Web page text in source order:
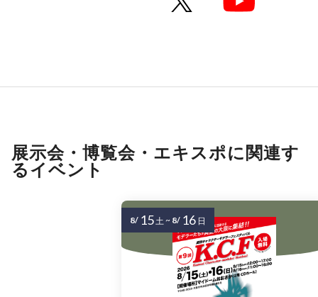
展示会・博覧会・エキスポに関連す
るイベント
8/ 15土~ 8/ 16 日